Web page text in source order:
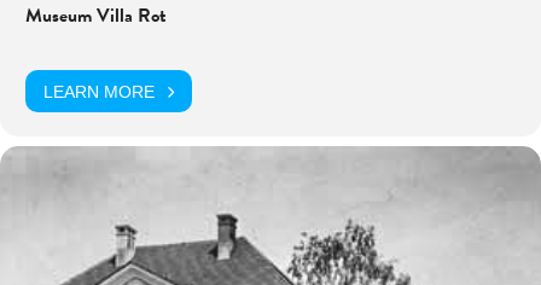
Museum Villa Rot
LEARN MORE